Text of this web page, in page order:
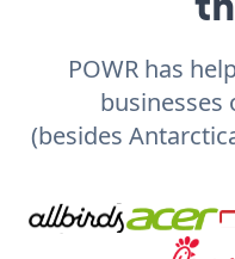
POWR has
businesses
(besides